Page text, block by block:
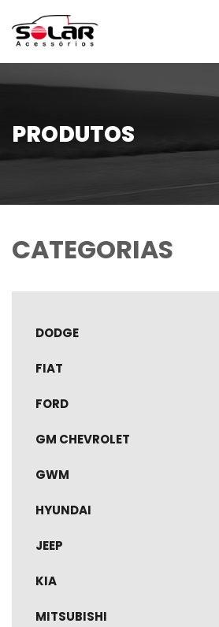
PRODUTOS
CATEGORIAS
DODGE
FIAT
FORD
GM CHEVROLET
GWM
HYUNDAI
JEEP
KIA
MITSUBISHI